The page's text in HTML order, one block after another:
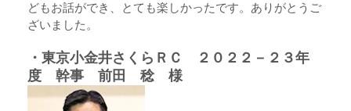
どもお話ができ、とても楽しかったです。ありがとうご
ざいました。
・東京小金井さくらＲＣ ２０２２－２３年
度 幹事 前田 稔 様